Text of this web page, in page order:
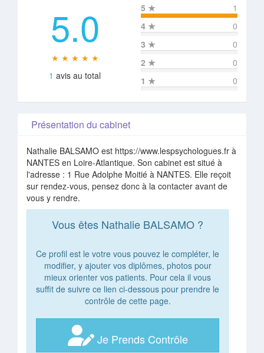
5.0
★ ★ ★ ★ ★
1 avis au total
5 ★
1
4 ★
0
3 ★
0
2 ★
0
1 ★ 0
Présentation du cabinet
Nathalie BALSAMO est https://www.lespsychologues.fr à
NANTES en Loire-Atlantique. Son cabinet est situé à
l'adresse : 1 Rue Adolphe Moitié à NANTES. Elle reçoit
sur rendez-vous, pensez donc à la contacter avant de
vous y rendre.
Vous êtes Nathalie BALSAMO ?
Ce profil est le votre vous pouvez le compléter, le
modifier, y ajouter vos diplômes, photos pour
mieux orienter vos patients. Pour cela il vous
suffit de suivre ce lien ci-dessous pour prendre le
contrôle de cette page.
Je Prends Contrôle